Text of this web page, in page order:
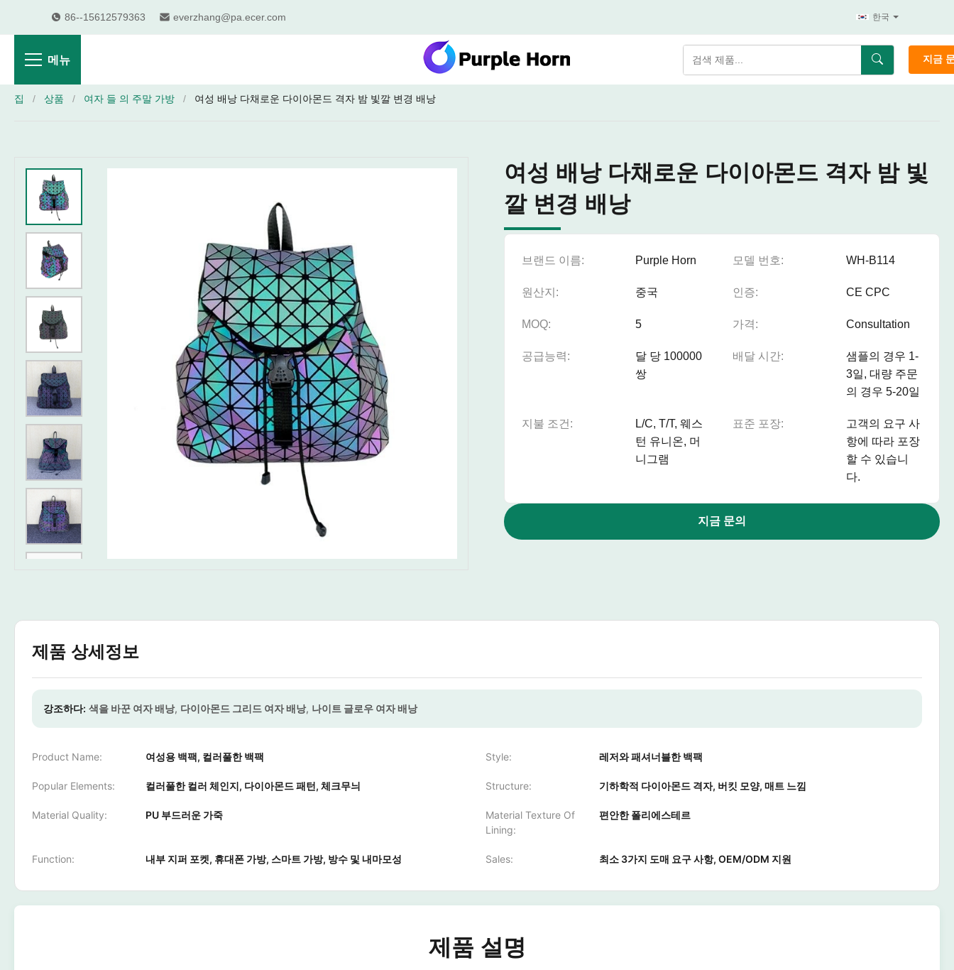
86--15612579363 everzhang@pa.ecer.com 한국
메뉴 지금
집 / 상품 / 여자 들 의 주말 가방 / 여성 배낭 다채로운 다이아몬드 격자 밤 빛깔 변경 배낭
여성 배낭 다채로운 다이아몬드 격자 밤 빛
깔 변경 배낭
브랜드 이름: Purple Horn 모델 번호: WH-B114
원산지: 중국 인증: CE CPC
MOQ: 5 가격: Consultation
공급능력:
달 당 100000
쌍
배달 시간:
샘플의 경우 1-
3일, 대량 주문
의 경우 5-20일
지불 조건:
L/C, T/T, 웨스
턴 유니온, 머
니그램
표준 포장:
고객의 요구 사
항에 따라 포장
할 수 있습니
다.
지금 문의
제품 상세정보
강조하다: 색을 바꾼 여자 배낭, 다이아몬드 그리드 여자 배낭, 나이트 글로우 여자 배낭
Product Name: 여성용 백팩, 컬러풀한 백팩 Style: 레저와 패셔너블한 백팩
Popular Elements: 컬러풀한 컬러 체인지, 다이아몬드 패턴, 체크무늬 Structure: 기하학적 다이아몬드 격자, 버킷 모양, 매트 느낌
Material Quality: PU 부드러운 가죽
Material Texture Of
Lining:
편안한 폴리에스테르
Function: 내부 지퍼 포켓, 휴대폰 가방, 스마트 가방, 방수 및 내마모성 Sales: 최소 3가지 도매 요구 사항, OEM/ODM 지원
제품 설명